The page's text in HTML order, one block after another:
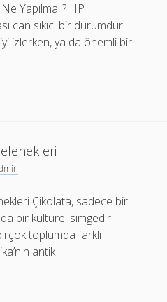
Yapılmalı? HP
can sıkıcı bir durumdur.
izlerken, ya da önemli bir
Çikolata, sadece bir
bir kültürel simgedir.
toplumda farklı
antik